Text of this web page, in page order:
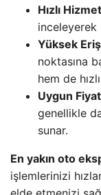
Hızlı
inceleyerek
Yüksek
noktasına
hem de
Uygun
genellikle
sunar.
En yakın oto
işlemlerinizi